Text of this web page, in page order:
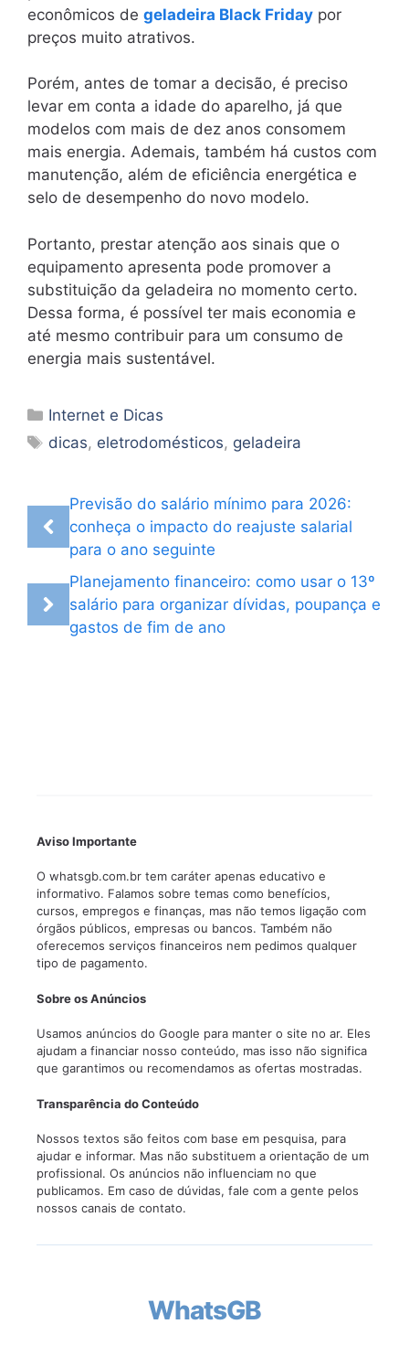
econômicos de geladeira Black Friday por
preços muito atrativos.
Porém, antes de tomar a decisão, é preciso
levar em conta a idade do aparelho, já que
modelos com mais de dez anos consomem
mais energia. Ademais, também há custos com
manutenção, além de eficiência energética e
selo de desempenho do novo modelo.
Portanto, prestar atenção aos sinais que o
equipamento apresenta pode promover a
substituição da geladeira no momento certo.
Dessa forma, é possível ter mais economia e
até mesmo contribuir para um consumo de
energia mais sustentável.
Categorias
Internet e Dicas
Tags
dicas, eletrodomésticos, geladeira
Previsão do salário mínimo para 2026:
conheça o impacto do reajuste salarial
para o ano seguinte
Planejamento financeiro: como usar o 13º
salário para organizar dívidas, poupança e
gastos de fim de ano
Aviso Importante
O whatsgb.com.br tem caráter apenas educativo e
informativo. Falamos sobre temas como benefícios,
cursos, empregos e finanças, mas não temos ligação com
órgãos públicos, empresas ou bancos. Também não
oferecemos serviços financeiros nem pedimos qualquer
tipo de pagamento.
Sobre os Anúncios
Usamos anúncios do Google para manter o site no ar. Eles
ajudam a financiar nosso conteúdo, mas isso não significa
que garantimos ou recomendamos as ofertas mostradas.
Transparência do Conteúdo
Nossos textos são feitos com base em pesquisa, para
ajudar e informar. Mas não substituem a orientação de um
profissional. Os anúncios não influenciam no que
publicamos. Em caso de dúvidas, fale com a gente pelos
nossos canais de contato.
WhatsGB